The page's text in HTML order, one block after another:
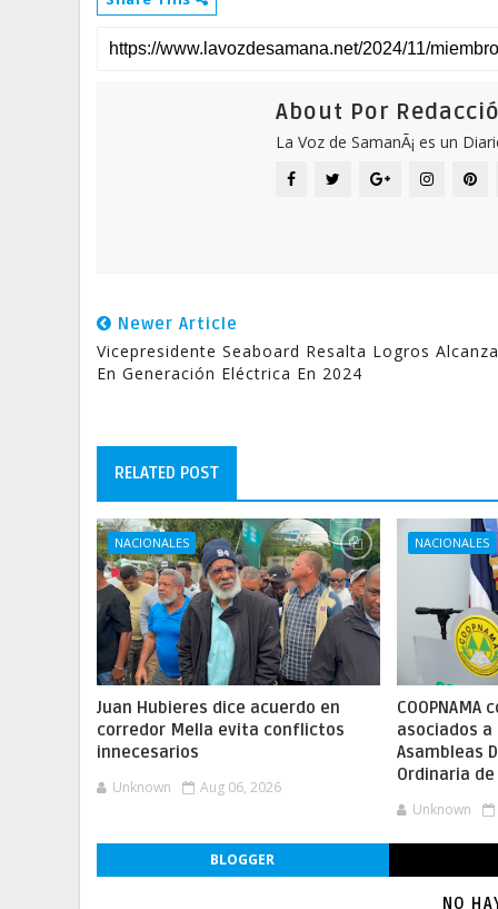
About Por
La Voz de SamanÃ¡ es un
Newer Article
Vicepresidente Seaboard Resalta Logros
En Generación Eléctrica En 2024
RELATED POST
NACIONALES
Juan Hubieres dice acuerdo en
corredor Mella evita conflictos
innecesarios
Unknown Aug 06, 2026
NACIONALES
COOPNAMA
asociados
Asambleas
Ordinaria
Unknown
BLOGGER
NO